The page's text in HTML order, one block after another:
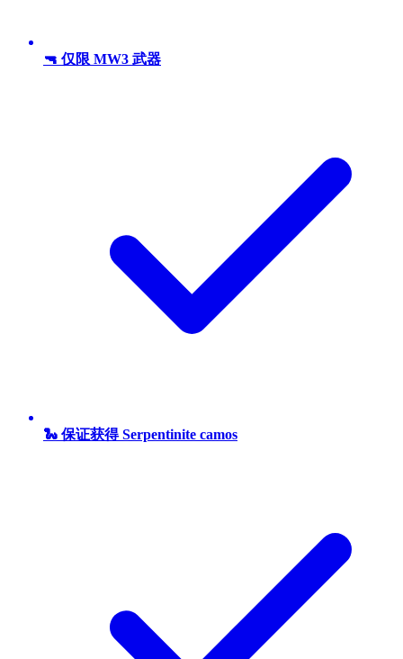
🔫 仅限 MW3 武器
🐍 保证获得 Serpentinite camos